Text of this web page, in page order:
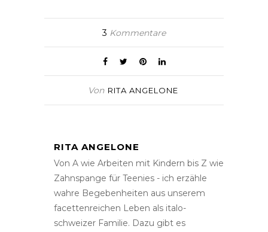
3 Kommentare
Von RITA ANGELONE
RITA ANGELONE
Von A wie Arbeiten mit Kindern bis Z wie
Zahnspange für Teenies - ich erzähle
wahre Begebenheiten aus unserem
facettenreichen Leben als italo-
schweizer Familie. Dazu gibt es